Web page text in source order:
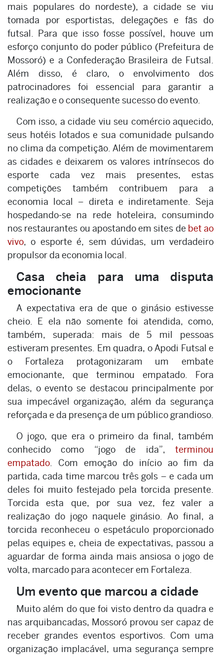
mais populares do nordeste), a cidade se viu
tomada por esportistas, delegações e fãs do
futsal. Para que isso fosse possível, houve um
esforço conjunto do poder público (Prefeitura de
Mossoró) e a Confederação Brasileira de Futsal.
Além disso, é claro, o envolvimento dos
patrocinadores foi essencial para garantir a
realização e o consequente sucesso do evento.
Com isso, a cidade viu seu comércio aquecido,
seus hotéis lotados e sua comunidade pulsando
no clima da competição. Além de movimentarem
as cidades e deixarem os valores intrínsecos do
esporte cada vez mais presentes, estas
competições também contribuem para a
economia local – direta e indiretamente. Seja
hospedando-se na rede hoteleira, consumindo
nos restaurantes ou apostando em sites de bet ao
vivo, o esporte é, sem dúvidas, um verdadeiro
propulsor da economia local.
Casa cheia para uma disputa
emocionante
A expectativa era de que o ginásio estivesse
cheio. E ela não somente foi atendida, como,
também, superada: mais de 5 mil pessoas
estiveram presentes. Em quadra, o Apodi Futsal e
o Fortaleza protagonizaram um embate
emocionante, que terminou empatado. Fora
delas, o evento se destacou principalmente por
sua impecável organização, além da segurança
reforçada e da presença de um público grandioso.
O jogo, que era o primeiro da final, também
conhecido como “jogo de ida”, terminou
empatado . Com emoção do início ao fim da
partida, cada time marcou três gols – e cada um
deles foi muito festejado pela torcida presente.
Torcida esta que, por sua vez, fez valer a
realização do jogo naquele ginásio. Ao final, a
torcida reconheceu o espetáculo proporcionado
pelas equipes e, cheia de expectativas, passou a
aguardar de forma ainda mais ansiosa o jogo de
volta, marcado para acontecer em Fortaleza.
Um evento que marcou a cidade
Muito além do que foi visto dentro da quadra e
nas arquibancadas, Mossoró provou ser capaz de
receber grandes eventos esportivos. Com uma
organização implacável, uma segurança sempre